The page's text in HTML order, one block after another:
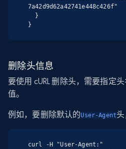
7a42d9d62a42741e448c426f"
}
删除头信息
要使用 cURL 删除头，需要指定
值。
例如，要删除默认的User-Agent
curl -H "User-Agent:"